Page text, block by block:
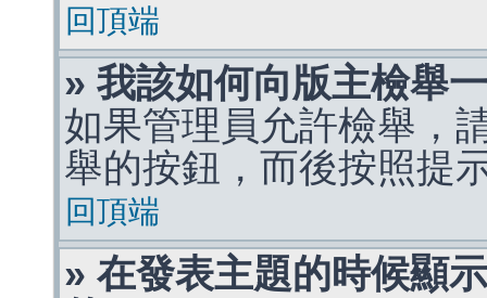
回頂端
» 我該如何向版主檢舉
如果管理員允許檢舉，
舉的按鈕，而後按照提
回頂端
» 在發表主題的時候顯